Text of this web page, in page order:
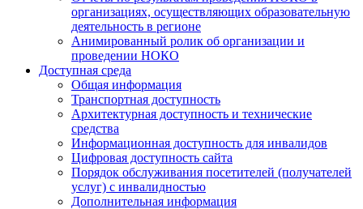
организациях, осуществляющих образовательную
деятельность в регионе
Анимированный ролик об организации и
проведении НОКО
Доступная среда
Общая информация
Транспортная доступность
Архитектурная доступность и технические
средства
Информационная доступность для инвалидов
Цифровая доступность сайта
Порядок обслуживания посетителей (получателей
услуг) с инвалидностью
Дополнительная информация